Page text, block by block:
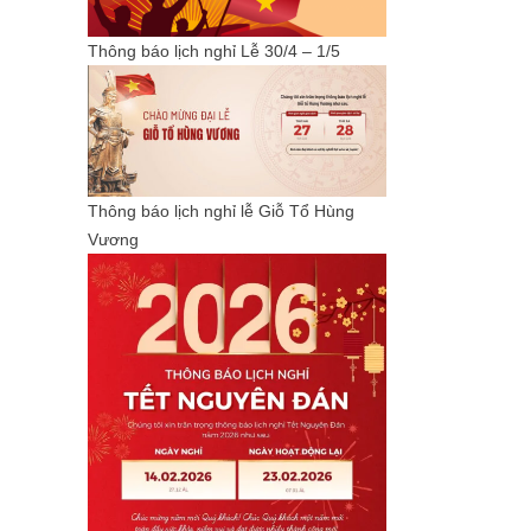
Thông báo lịch nghỉ Lễ 30/4 – 1/5
Thông báo lịch nghỉ lễ Giỗ Tổ Hùng
Vương